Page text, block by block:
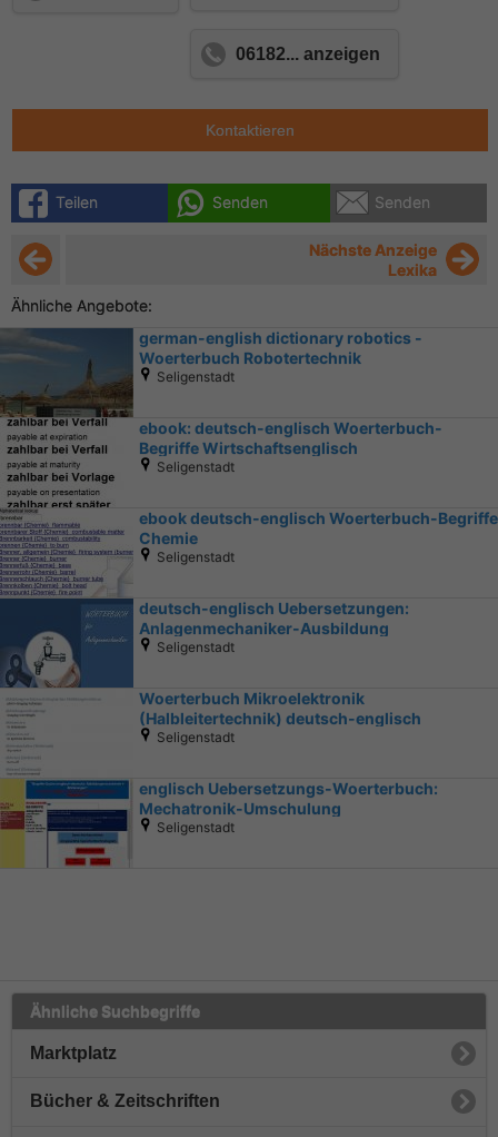
06182... anzeigen
Kontaktieren
Teilen Senden Senden
Nächste Anzeige
Lexika
Ähnliche Angebote:
german-english dictionary robotics -
Woerterbuch Robotertechnik
Seligenstadt
ebook: deutsch-englisch Woerterbuch-
Begriffe Wirtschaftsenglisch
Seligenstadt
ebook deutsch-englisch Woerterbuch-Begriffe
Chemie
Seligenstadt
deutsch-englisch Uebersetzungen:
Anlagenmechaniker-Ausbildung
Seligenstadt
Woerterbuch Mikroelektronik
(Halbleitertechnik) deutsch-englisch
Seligenstadt
englisch Uebersetzungs-Woerterbuch:
Mechatronik-Umschulung
Seligenstadt
Ähnliche Suchbegriffe
Marktplatz
Bücher & Zeitschriften